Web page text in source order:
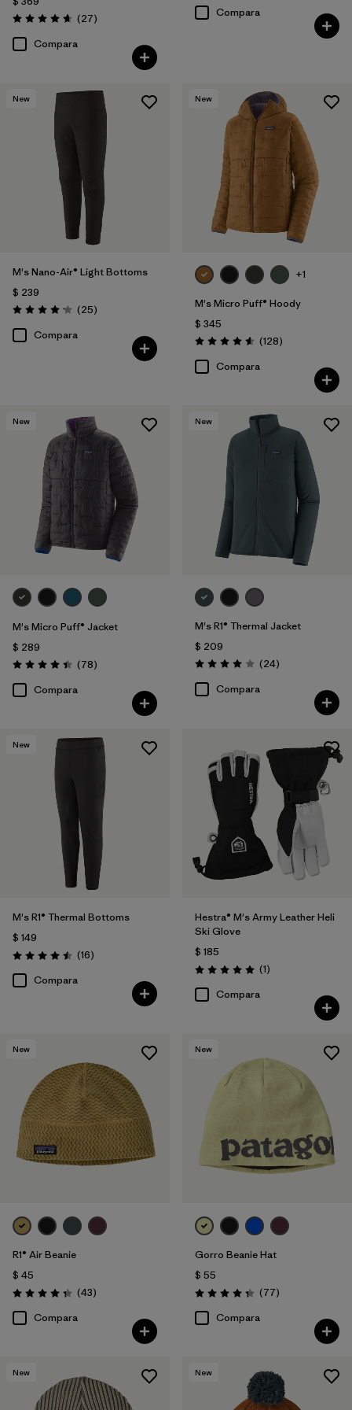
Valoración: 4.6 / 5
(27Comentarios
)
Compara
Compara
New
M's Nano-Air® Light Bottoms
$ 239
Valoración: 4.2 / 5
(25Comentarios
)
Compara
New
+1
M's Micro Puff® Hoody
$ 345
Valoración: 4.6 / 5
(128Comentarios
)
Compara
New
M's Micro Puff® Jacket
$ 289
Valoración: 4.4 / 5
(78Comentarios
)
Compara
New
M's R1® Thermal Jacket
$ 209
Valoración: 4.0 / 5
(24Comentarios
)
Compara
New
M's R1® Thermal Bottoms
$ 149
Valoración: 4.5 / 5
(16Comentarios
)
Compara
Hestra® M's Army Leather Heli
Ski Glove
$ 185
Valoración: 5.0 / 5
(1Comentarios
)
Compara
New
R1® Air Beanie
$ 45
Valoración: 4.3 / 5
(43Comentarios
)
Compara
New
Gorro Beanie Hat
$ 55
Valoración: 4.4 / 5
(77Comentarios
)
Compara
New New